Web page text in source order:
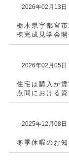
2026年02月13日
栃木県宇都宮
棟完成見学会開
2026年02月05日
住宅は購入か
点間における
2025年12月08日
冬季休暇のお